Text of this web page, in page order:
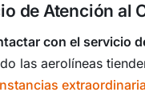
de Atención al
con el servicio
las aerolíneas